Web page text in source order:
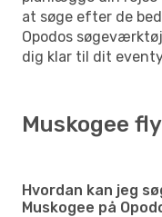
at søge efter de
Opodos
dig klar til dit
Muskogee
Hvordan kan jeg
Muskogee på